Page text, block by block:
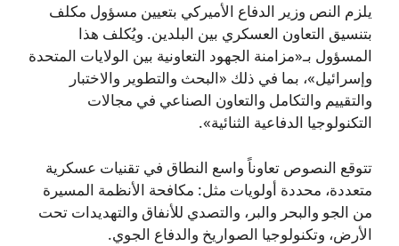
يلزم النص وزير الدفاع الأميركي بتعيين مسؤول مكلف
بتنسيق التعاون العسكري بين البلدين. ويُكلف هذا
المسؤول بـ«مزامنة الجهود التعاونية بين الولايات المتحدة
وإسرائيل»، بما في ذلك «البحث والتطوير والاختبار
والتقييم والتكامل والتعاون الصناعي في مجالات
التكنولوجيا الدفاعية الثنائية».
تتوقع النصوص تعاوناً واسع النطاق في تقنيات عسكرية
متعددة، محددة أولويات مثل: مكافحة الأنظمة المسيرة
من الجو والبحر والبر، والتصدي للأنفاق والتهديدات تحت
الأرض، وتكنولوجيا الصواريخ والدفاع الجوي.